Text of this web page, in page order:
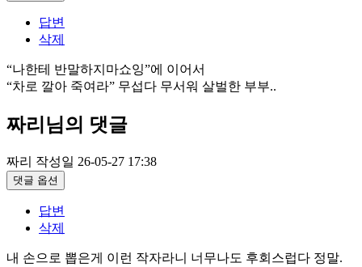
답변
삭제
“나한테 반말하지마쇼잉”에 이어서
“차로 깔아 죽여라” 무섭다 무서워 살벌한 부부..
짜리님의 댓글
짜리 작성일 26-05-27 17:38
댓글 옵션
답변
삭제
내 손으로 뽑은게 이런 작자라니 너무나도 후회스럽다 정말.